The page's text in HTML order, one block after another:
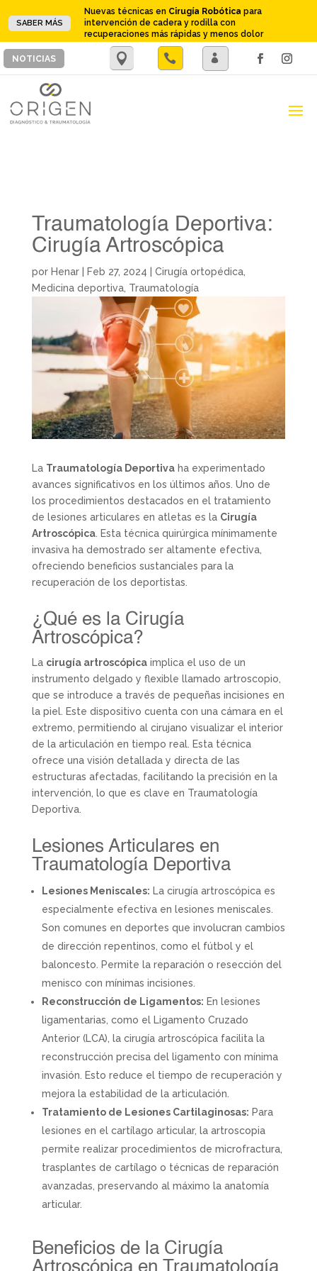
SABER MÁS
Nuevas técnicas en Cirugía Robótica para
intervención de cadera y rodilla con
recuperaciones más rápidas y menos dolor
NOTICIAS 
Traumatología Deportiva:
Cirugía Artroscópica
por Henar| Feb 27, 2024 | Cirugía ortopédica,
Medicina deportiva, Traumatología
La Traumatología Deportivaha experimentado
avances significativos en los últimos años. Uno de
los procedimientos destacados en el tratamiento
de lesiones articulares en atletas es la Cirugía
Artroscópica. Esta técnica quirúrgica mínimamente
invasiva ha demostrado ser altamente efectiva,
ofreciendo beneficios sustanciales para la
recuperación de los deportistas.
¿Qué es la Cirugía
Artroscópica?
La cirugía artroscópicaimplica el uso de un
instrumento delgado y flexible llamado artroscopio,
que se introduce a través de pequeñas incisiones en
la piel. Este dispositivo cuenta con una cámara en el
extremo, permitiendo al cirujano visualizar el interior
de la articulación en tiempo real. Esta técnica
ofrece una visión detallada y directa de las
estructuras afectadas, facilitando la precisión en la
intervención, lo que es clave en Traumatología
Deportiva.
Lesiones Articulares en
Traumatología Deportiva
Lesiones Meniscales: La cirugía artroscópica es
especialmente efectiva en lesiones meniscales.
Son comunes en deportes que involucran cambios
de dirección repentinos, como el fútbol y el
baloncesto. Permite la reparación o resección del
menisco con mínimas incisiones.
Reconstrucción de Ligamentos: En lesiones
ligamentarias, como el Ligamento Cruzado
Anterior (LCA), la cirugía artroscópica facilita la
reconstrucción precisa del ligamento con mínima
invasión. Esto reduce el tiempo de recuperación y
mejora la estabilidad de la articulación.
Tratamiento de Lesiones Cartilaginosas: Para
lesiones en el cartílago articular, la artroscopia
permite realizar procedimientos de microfractura,
trasplantes de cartílago o técnicas de reparación
avanzadas, preservando al máximo la anatomía
articular.
Beneficios de la Cirugía